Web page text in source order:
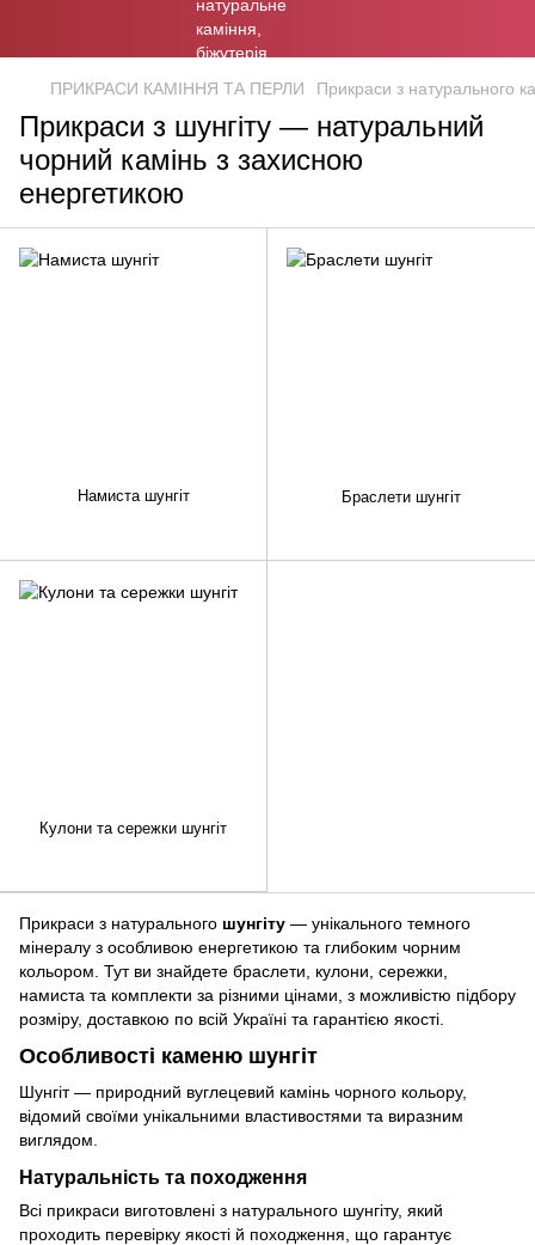
ПРИКРАСИ КАМІННЯ ТА ПЕРЛИ Прикраси з натурального
Прикраси з шунгіту — натуральний
чорний камінь з захисною
енергетикою
Прикраси з натурального шунгіту — унікального темного
мінералу з особливою енергетикою та глибоким чорним
кольором. Тут ви знайдете браслети, кулони, сережки,
намиста та комплекти за різними цінами, з можливістю підбору
розміру, доставкою по всій Україні та гарантією якості.
Особливості каменю шунгіт
Шунгіт — природний вуглецевий камінь чорного кольору,
відомий своїми унікальними властивостями та виразним
виглядом.
Натуральність та походження
Всі прикраси виготовлені з натурального шунгіту, який
проходить перевірку якості й походження, що гарантує
Намиста шунгіт Браслети шунгіт
Кулони та сережки шунгіт